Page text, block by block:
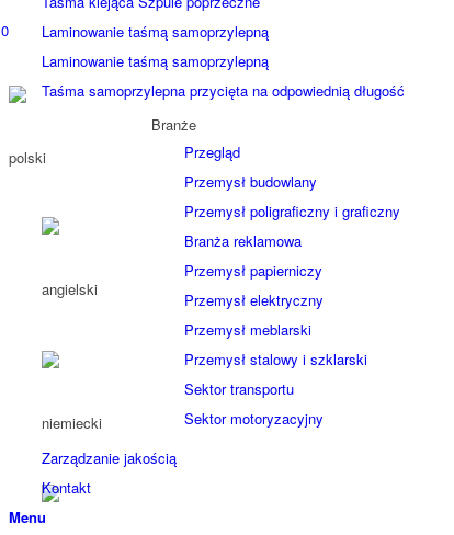
0
Laminowanie taśmą samoprzylepną
Laminowanie taśmą samoprzylepną
Taśma samoprzylepna przycięta na odpowiednią długość
Branże
Przegląd
Przemysł budowlany
Przemysł poligraficzny i graficzny
Branża reklamowa
Przemysł papierniczy
Przemysł elektryczny
Przemysł meblarski
Przemysł stalowy i szklarski
Sektor transportu
Sektor motoryzacyjny
Zarządzanie jakością
Kontakt
Menu